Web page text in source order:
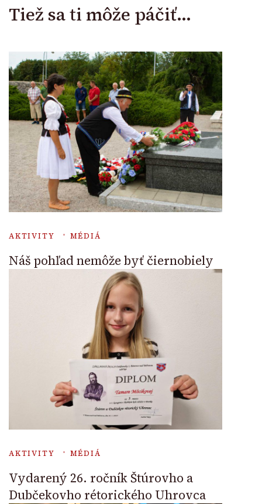
Tiež sa ti môže páčiť...
AKTIVITY MÉDIÁ
Náš pohľad nemôže byť čiernobiely
AKTIVITY MÉDIÁ
Vydarený 26. ročník Štúrovho a
Dubčekovho rétorického Uhrovca